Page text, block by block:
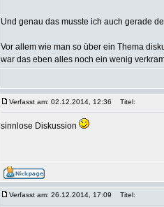
Und genau das musste ich auch gerade
Vor allem wie man so über ein Thema
war das eben alles noch ein wenig
Verfasst am: 02.12.2014, 12:36 Titel:
sinnlose Diskussion
Verfasst am: 26.12.2014, 17:09 Titel: